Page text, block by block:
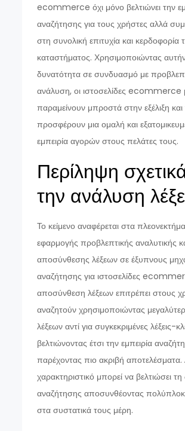
ecommerce όχι μόνο βελτιώνει την
αναζήτησης για τους χρήστες αλλά
στη συνολική επιτυχία και
καταστήματος. Χρησιμοποιώντας
δυνατότητα σε συνδυασμό με
ανάλυση, οι ιστοσελίδες
παραμείνουν μπροστά στην εξέλιξη
προσφέρουν μια ομαλή και
εμπειρία αγορών στους πελάτες τους.
Περίληψη
την ανάλυση
Το κείμενο αναφέρεται στα
εφαρμογής προβλεπτικής αναλυτικής
αποσύνθεσης λέξεων σε έξυπνους
αναζήτησης για ιστοσελίδες
αποσύνθεση λέξεων επιτρέπει στους
αναζητούν χρησιμοποιώντας
λέξεων αντί για συγκεκριμένες λέξεις-
βελτιώνοντας έτσι την εμπειρία
παρέχοντας πιο ακριβή
χαρακτηριστικό μπορεί να βελτιώσει τη
αναζήτησης αποσυνθέοντας
στα συστατικά τους μέρη.